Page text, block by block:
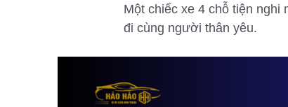
Một chiếc xe 4 chỗ tiện nghi
đi cùng người thân yêu.